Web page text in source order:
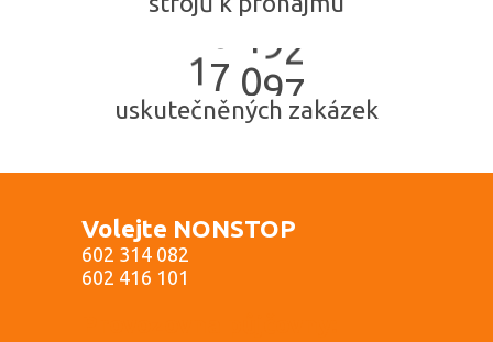
17 097
uskutečněných zakázek
Volejte NONSTOP
602 314 082
602 416 101